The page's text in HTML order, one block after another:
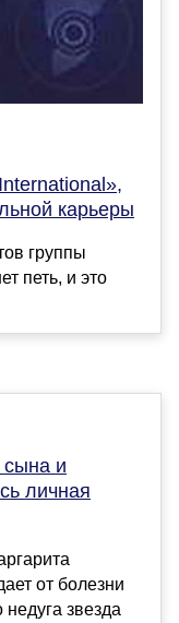
карьеры
группы
петь, и это
сына и
личная
от болезни
звезда